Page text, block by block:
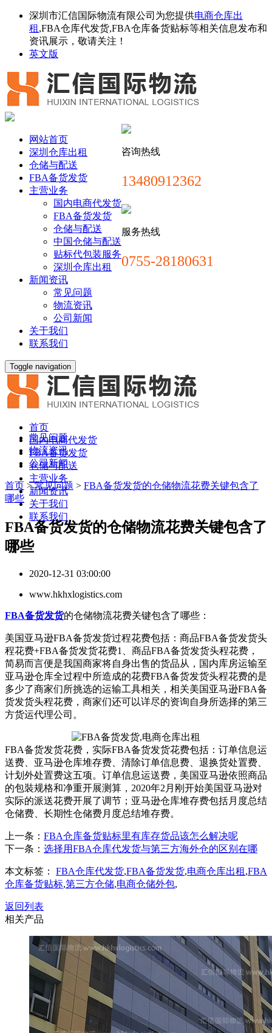
深圳市汇信国际物流有限公司为您提供电商仓库出
租 ,FBA仓库代发货,FBA仓库备货贴标等相关信息发布和
资讯展示，敬请关注！
英文版
咨询热线
13480912362
服务热线
0755-28180631
网站首页
深圳仓库出租
仓储与配送
FBA备货发货
主营业务
国内电商代发货
FBA备货发货
仓储与配送
中国仓储与配送
贴标代包装服务
深圳仓库出租
新闻资讯
常见问题
物流资讯
公司新闻
关于我们
联系我们
Toggle navigation
首页
国内电商代发货
FBA备货发货
仓储与配送
主营业务
新闻资讯
关于我们
联系我们
常见问题
物流资讯
公司新闻
首页 >常见问题 > FBA备货发货的仓储物流花费关键包含了
哪些
FBA备货发货的仓储物流花费关键包含了
哪些
2020-12-31 03:00:00
www.hkhxlogistics.com
FBA备货发货的仓储物流花费关键包含了哪些：
美国亚马逊FBA备货发货过程花费包括：商品FBA备货发货头
程花费+FBA备货发货花费1、商品FBA备货发货头程花费，
简易而言便是我国商家将自身出售的货品从，国内库房运输至
亚马逊仓库全过程中所造成的花费FBA备货发货头程花费的是
多少了商家们所挑选的运输工具相关，相关美国亚马逊FBA备
货发货头程花费，商家们还可以详尽的资询自身所选择的第三
方货运代理公司。
FBA备货发货花费，实际FBA备货发货花费包括：订单信息运
送费、亚马逊仓库堆存费、清除订单信息费、退换货处置费、
计划外处置费这五项。订单信息运送费，美国亚马逊依照商品
的包裝规格和净重开展测算，2020年2月刚开始美国亚马逊对
实际的派送花费开展了调节；亚马逊仓库堆存费包括月度总结
仓储费、长期性仓储费月度总结堆存费。
上一条： FBA仓库备货贴标里有库存货品该怎么解决呢
下一条： 选择用FBA仓库代发货与第三方海外仓的区别在哪
本文标签： FBA仓库代发货,FBA备货发货,电商仓库出租 ,FBA
仓库备货贴标,第三方仓储,电商仓储外包,
返回列表
相关产品